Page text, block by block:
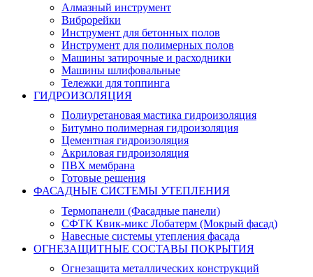
Алмазный инструмент
Виброрейки
Инструмент для бетонных полов
Инструмент для полимерных полов
Машины затирочные и расходники
Машины шлифовальные
Тележки для топпинга
ГИДРОИЗОЛЯЦИЯ
Полиуретановая мастика гидроизоляция
Битумно полимерная гидроизоляция
Цементная гидроизоляция
Акриловая гидроизоляция
ПВХ мембрана
Готовые решения
ФАСАДНЫЕ СИСТЕМЫ УТЕПЛЕНИЯ
Термопанели (Фасадные панели)
СФТК Квик-микс Лобатерм (Мокрый фасад)
Навесные системы утепления фасада
ОГНЕЗАЩИТНЫЕ СОСТАВЫ ПОКРЫТИЯ
Огнезащита металлических конструкций